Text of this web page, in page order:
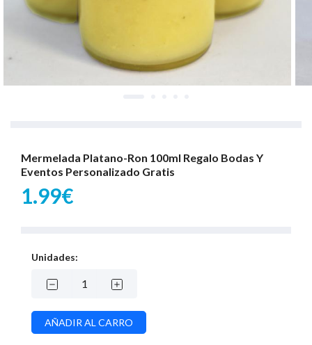
Mermelada Platano-Ron 100ml Regalo Bodas Y
Eventos Personalizado Gratis
1.99€
Unidades: